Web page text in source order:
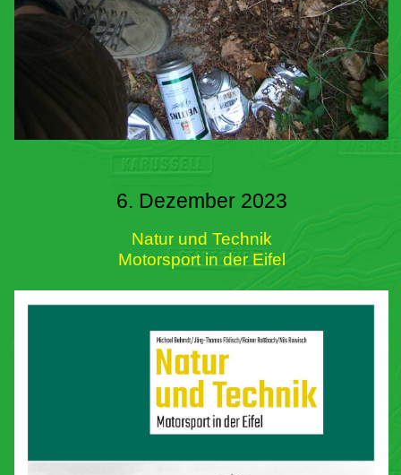
6. Dezember 2023
Natur und Technik
Motorsport in der Eifel